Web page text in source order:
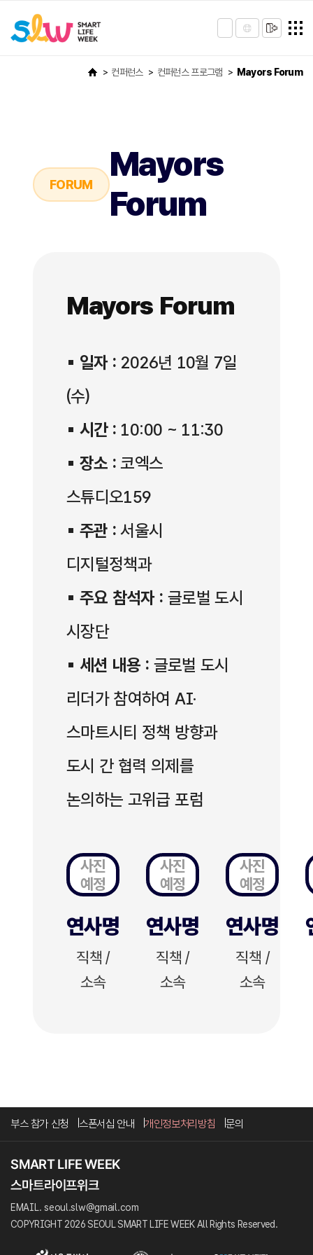
컨퍼런스 컨퍼런스 프로그램 Mayors Forum
FORUM
Mayors
Forum
Mayors Forum
▪ 일자 : 2026년 10월 7일
(수)
▪ 시간 : 10:00 ~ 11:30
▪ 장소 : 코엑스
스튜디오159
▪ 주관 : 서울시
디지털정책과
▪ 주요 참석자 : 글로벌 도시
시장단
▪ 세션 내용 : 글로벌 도시
리더가 참여하여 AI·
스마트시티 정책 방향과
도시 간 협력 의제를
논의하는 고위급 포럼
사진
예정
연사명
직책 /
소속
사진
예정
연사명
직책 /
소속
사진
예정
연사명
직책 /
소속
부스 참가 신청 스폰서십 안내 개인정보처리방침 문의
EMAIL. seoul.slw@gmail.com
COPYRIGHT 2026 SEOUL SMART LIFE WEEK All Rights Reserved.